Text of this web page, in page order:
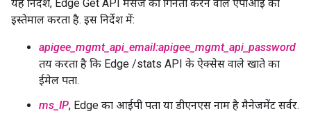
यह निर्देश, Edge Get API मैसेज की गिनती करने वाले एपीआई का
इस्तेमाल करता है. इस निर्देश में:
apigee_mgmt_api_email:apigee_mgmt_api_password
तय करता है कि Edge /stats API के ऐक्सेस वाले खाते का
ईमेल पता.
ms_IP, Edge का आईपी पता या डीएनएस नाम है मैनेजमेंट सर्वर.